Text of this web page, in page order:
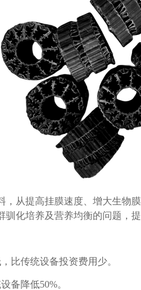
从提高挂膜速度、增大生物
化培养及营养均衡的问题，
比传统设备投资费用少。
备降低50%。